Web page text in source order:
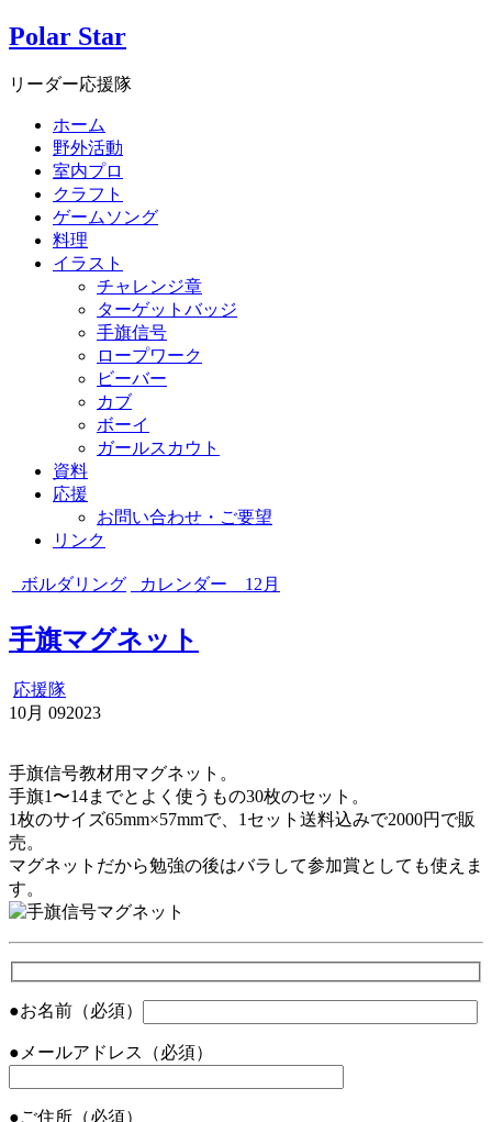
Polar Star
リーダー応援隊
ホーム
野外活動
室内プロ
クラフト
ゲームソング
料理
イラスト
チャレンジ章
ターゲットバッジ
手旗信号
ロープワーク
ビーバー
カブ
ボーイ
ガールスカウト
資料
応援
お問い合わせ・ご要望
リンク
ボルダリング カレンダー 12月
手旗マグネット
応援隊
10月 092023
手旗信号教材用マグネット。
手旗1〜14までとよく使うもの30枚のセット。
1枚のサイズ65mm×57mmで、1セット送料込みで2000円で販
売。
マグネットだから勉強の後はバラして参加賞としても使えま
す。
●お名前（必須）
●メールアドレス（必須）
●ご住所（必須）